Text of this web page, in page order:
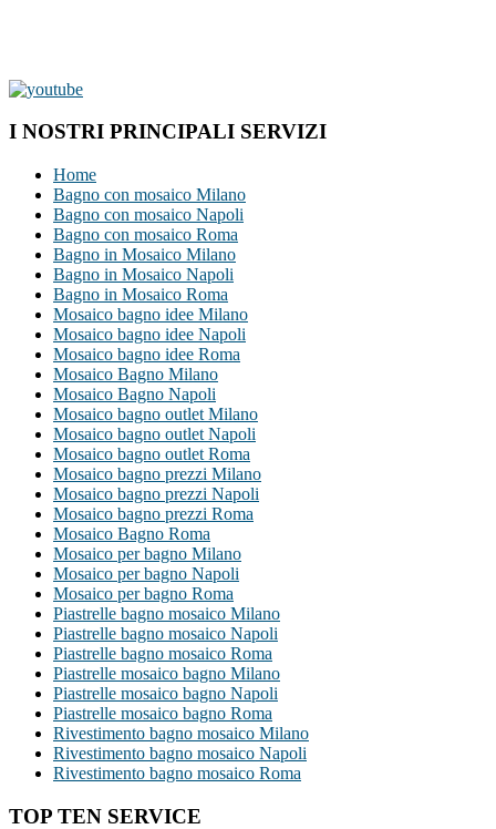
I NOSTRI PRINCIPALI SERVIZI
Home
Bagno con mosaico Milano
Bagno con mosaico Napoli
Bagno con mosaico Roma
Bagno in Mosaico Milano
Bagno in Mosaico Napoli
Bagno in Mosaico Roma
Mosaico bagno idee Milano
Mosaico bagno idee Napoli
Mosaico bagno idee Roma
Mosaico Bagno Milano
Mosaico Bagno Napoli
Mosaico bagno outlet Milano
Mosaico bagno outlet Napoli
Mosaico bagno outlet Roma
Mosaico bagno prezzi Milano
Mosaico bagno prezzi Napoli
Mosaico bagno prezzi Roma
Mosaico Bagno Roma
Mosaico per bagno Milano
Mosaico per bagno Napoli
Mosaico per bagno Roma
Piastrelle bagno mosaico Milano
Piastrelle bagno mosaico Napoli
Piastrelle bagno mosaico Roma
Piastrelle mosaico bagno Milano
Piastrelle mosaico bagno Napoli
Piastrelle mosaico bagno Roma
Rivestimento bagno mosaico Milano
Rivestimento bagno mosaico Napoli
Rivestimento bagno mosaico Roma
TOP TEN SERVICE